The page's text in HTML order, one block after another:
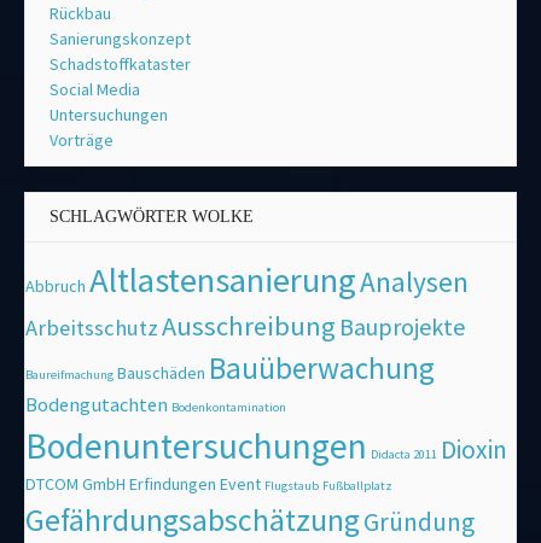
Rückbau
Sanierungskonzept
Schadstoffkataster
Social Media
Untersuchungen
Vorträge
SCHLAGWÖRTER WOLKE
Abbruch AltlastensanierungAnalysen
ArbeitsschutzAusschreibung Bauprojekte
Baureifmachung Bauschäden Bauüberwachung
Bodengutachten Bodenkontamination
Bodenuntersuchungen Didacta 2011 Dioxin
DTCOM GmbH Erfindungen Event Flugstaub Fußballplatz
GefährdungsabschätzungGründung